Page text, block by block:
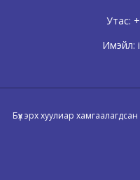
Утас:
Имэйл:
Бүх эрх хуулиар